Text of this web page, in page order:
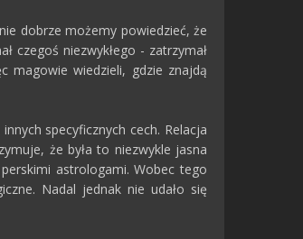
dobrze możemy powiedzieć, że
czegoś niezwykłego - zatrzymał
magowie wiedzieli, gdzie znajdą
specyficznych cech. Relacja
że była to niezwykle jasna
astrologami. Wobec tego
Nadal jednak nie udało się